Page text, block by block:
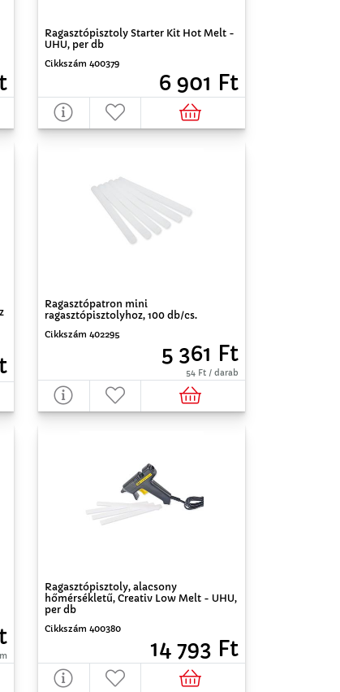
Ragasztópisztoly Starter Kit Hot Melt -
UHU, per db
Cikkszám 400379
6 901 Ft
Ragasztópatron mini
ragasztópisztolyhoz, 100 db/cs.
Cikkszám 402295
5 361 Ft
54 Ft / darab
Ragasztópisztoly, alacsony
hőmérsékletű, Creativ Low Melt - UHU,
per db
Cikkszám 400380
14 793 Ft